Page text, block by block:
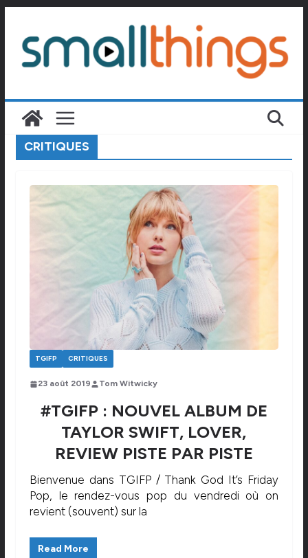
contenu
CRITIQUES
TGIFP CRITIQUES
23 août 2019 Tom Witwicky
#TGIFP : NOUVEL ALBUM DE
TAYLOR SWIFT, LOVER,
REVIEW PISTE PAR PISTE
Bienvenue dans TGIFP / Thank God It’s Friday
Pop, le rendez-vous pop du vendredi où on
revient (souvent) sur la
Read More